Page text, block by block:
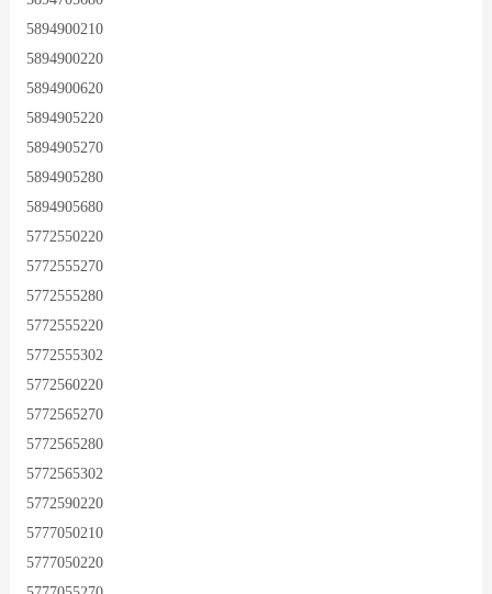
5894900210
5894900220
5894900620
5894905220
5894905270
5894905280
5894905680
5772550220
5772555270
5772555280
5772555220
5772555302
5772560220
5772565270
5772565280
5772565302
5772590220
5777050210
5777050220